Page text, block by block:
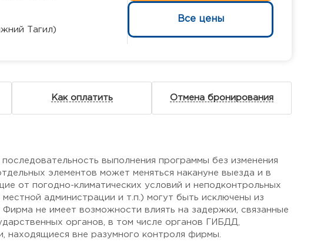
Тагил)
Все цены
Как оплатить Отмена бронирования
выполнения программы без изменения
элементов может меняться накануне выезда и в
от погодно-климатических условий и неподконтрольных
администрации и т.п.) могут быть исключены из
не имеет возможности влиять на задержки, связанные
органов, в том числе органов ГИБДД,
вне разумного контроля фирмы.